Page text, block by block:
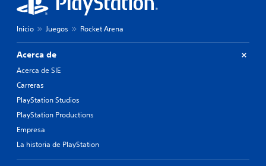
Inicio Juegos Rocket Arena
Acerca de
Acerca de SIE
Carreras
PlayStation Studios
PlayStation Productions
Empresa
La historia de PlayStation